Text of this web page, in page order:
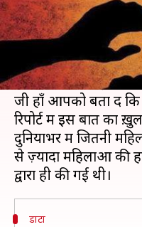
क्या है खबर?
अब तक महिलाओं के
सुरक्षित जगह माना
की एक रिपोर्ट ने इस भ्रम
जी हाँ आपको बता दें
रिपोर्ट में इस बात का
दुनियाभर में जितनी
से ज़्यादा महिलाओं की
डाटा